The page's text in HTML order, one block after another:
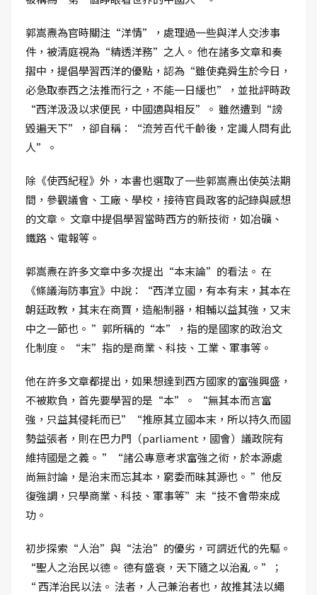
郭嵩燾為官時關注“洋情”，處理過一些與洋人交涉事
件，被清庭視為“精透洋務”之人。 他在諸多文章和奏
摺中，提倡學習西洋的優點，認為“雖使堯舜生於今日，
必急取泰西之法推而行之，不能一日緩也”，並批評時政
“西洋汲汲以求便民，中國適與相反”。 雖然遭到“謗
毀遍天下”，卻自稱：“流芳百代千齡後，定識人問有此
人”。
除《使西紀程》外，本書也選取了一些郭嵩燾出使英法期
間，參觀議會、工廠、學校，接待官員政客的記錄與感想
的文章。 文章中提倡學習當時西方的新技術，如冶礦、
鐵路、電報等。
郭嵩燾在許多文章中多次提出“本末論”的看法。 在
《條議海防事宜》中說：“西洋立國，有本有末，其本在
朝廷政教，其末在商賈，造船制器，相輔以益其強，又末
中之一節也。 ”郭所稱的“本”，指的是國家的政治文
化制度。 “末”指的是商業、科技、工業、軍事等。
他在許多文章都提出，如果想達到西方國家的富強興盛，
不被欺負，首先要學習的是“本”。 “無其本而言富
強，只益其侵耗而已”“推原其立國本末，所以持久而國
勢益張者，則在巴力門（parliament，國會）議政院有
維持國是之義。 ”“諸公專意考求富強之術，於本源處
尚無討論，是治末而忘其本，窮委而昧其源也。 ”他反
復強調，只學商業、科技、軍事等”末“技不會帶來成
功。
初步探索“人治”與“法治”的優劣，可謂近代的先驅。
“聖人之治民以德。 德有盛衰，天下隨之以治亂。”；
“ 西洋治民以法。 法者，人己兼治者也，故推其法以繩